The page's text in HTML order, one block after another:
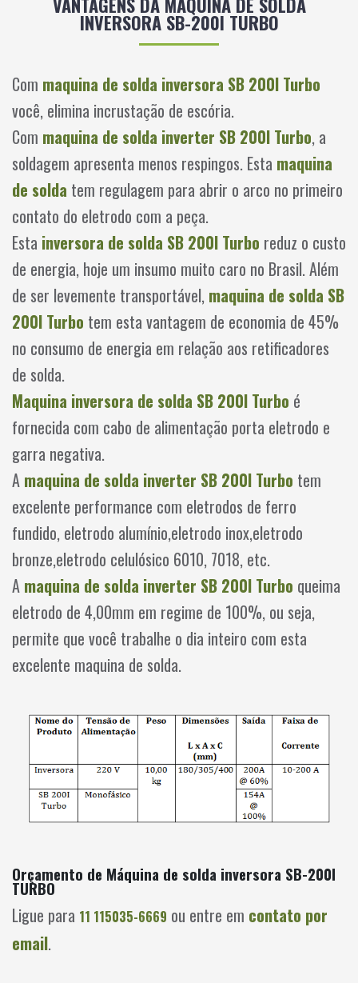
INVERSORA SB-200I TURBO
Com maquina de solda inversora SB 200I Turbo
você, elimina incrustação de escória.
Com maquina de solda inverter SB 200I Turbo, a
soldagem apresenta menos respingos. Esta maquina
de solda tem regulagem para abrir o arco no primeiro
contato do eletrodo com a peça.
Esta inversora de solda SB 200I Turbo reduz o custo
de energia, hoje um insumo muito caro no Brasil. Além
de ser levemente transportável, maquina de solda SB
200I Turbo tem esta vantagem de economia de 45%
no consumo de energia em relação aos retificadores
de solda.
Maquina inversora de solda SB 200I Turbo é
fornecida com cabo de alimentação porta eletrodo e
garra negativa.
A maquina de solda inverter SB 200I Turbo tem
excelente performance com eletrodos de ferro
fundido, eletrodo alumínio,eletrodo inox,eletrodo
bronze,eletrodo celulósico 6010, 7018, etc.
A maquina de solda inverter SB 200I Turbo queima
eletrodo de 4,00mm em regime de 100%, ou seja,
permite que você trabalhe o dia inteiro com esta
excelente maquina de solda.
Orçamento de Máquina de solda inversora SB-200I
TURBO
Ligue para 11 115035-6669 ou entre em contato por
email.